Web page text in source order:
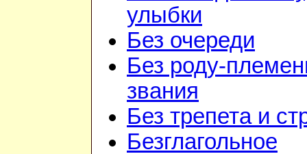
улыбки
Без очереди
Без роду-
звания
Без трепета и
Безглагольное